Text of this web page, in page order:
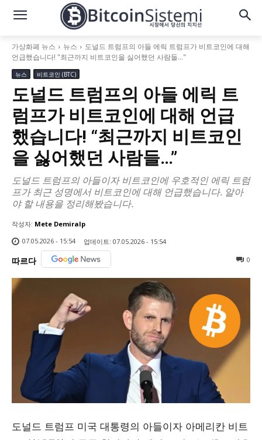
가상화폐 뉴스 뉴스
도널드 트럼프의 아들 에릭 트럼프가 비트코인에 대해
언급했습니다! "최근까지 비트코인을 싫어했던 사람들…"
뉴스 비트코인 (BTC)
도널드 트럼프의 아들 에릭 트
럼프가 비트코인에 대해 언급
했습니다! “최근까지 비트코인
을 싫어했던 사람들…”
도널드 트럼프의 아들이자 비트코인에 우호적인 에릭 트럼
프가 최근 성명에서 비트코인에 대해 언급했습니다. 알아
야 할 내용을 정리해봤습니다.
작성자: Mete Demiralp
07.05.2026 - 15:54
업데이트: 07.05.2026 - 15:54
따르다 0
도널드 트럼프 미국 대통령의 아들이자 아메리칸 비트